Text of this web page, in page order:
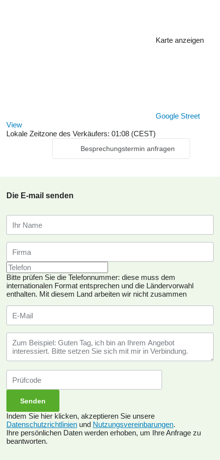
Karte anzeigen
Google Street
View
Lokale Zeitzone des Verkäufers: 01:08 (CEST)
Besprechungstermin anfragen
Die E-mail senden
Bitte prüfen Sie die Telefonnummer: diese muss dem
internationalen Format entsprechen und die Ländervorwahl
enthalten. Mit diesem Land arbeiten wir nicht zusammen
Indem Sie hier klicken, akzeptieren Sie unsere
Datenschutzrichtlinien und Nutzungsvereinbarungen.
Ihre persönlichen Daten werden erhoben, um Ihre Anfrage zu
beantworten.